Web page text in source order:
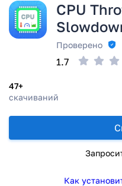
CPU
Проверено
47+
скачиваний
1.7
Как